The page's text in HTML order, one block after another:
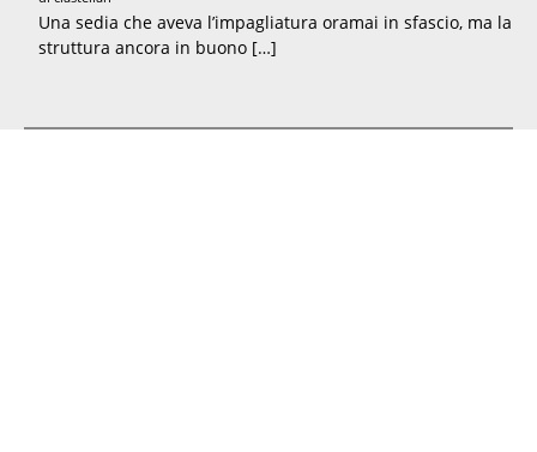
Una sedia che aveva l’impagliatura oramai in sfascio, ma la
struttura ancora in buono […]